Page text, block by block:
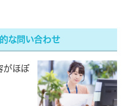
な問い合わせ
がほぼ